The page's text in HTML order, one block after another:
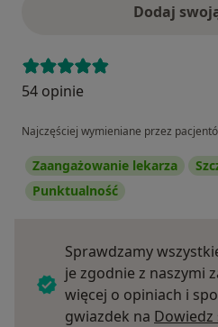
Dodaj
54 opinie
Najczęściej wymieniane przez
Zaangażowanie lekarza
Punktualność
Sprawdzamy
je zgodnie z naszymi
więcej o opiniach i
gwiazdek na Dowiedz